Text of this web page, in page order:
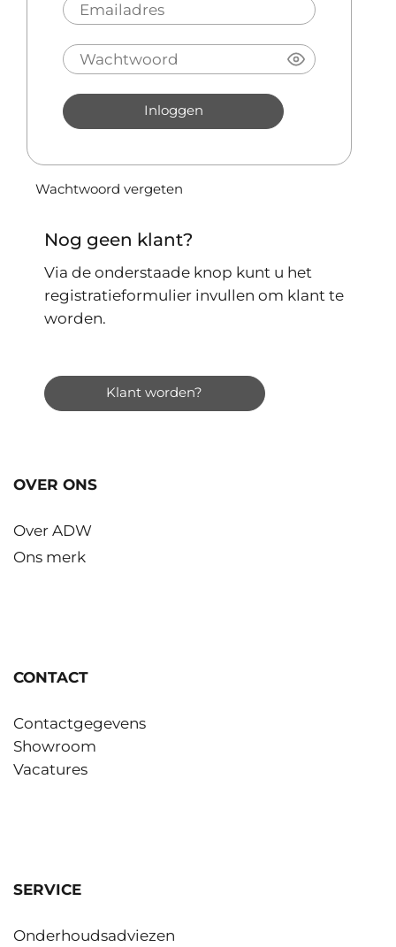
Inloggen
Wachtwoord vergeten
Nog geen klant?
Via de onderstaade knop kunt u het
registratieformulier invullen om klant te
worden.
Klant worden?
OVER ONS
Over ADW
Ons merk
CONTACT
Contactgegevens
Showroom
Vacatures
SERVICE
Onderhoudsadviezen